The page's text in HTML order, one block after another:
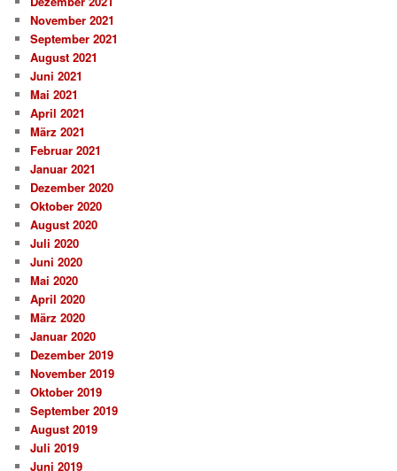
November 2021
September 2021
August 2021
Juni 2021
Mai 2021
April 2021
März 2021
Februar 2021
Januar 2021
Dezember 2020
Oktober 2020
August 2020
Juli 2020
Juni 2020
Mai 2020
April 2020
März 2020
Januar 2020
Dezember 2019
November 2019
Oktober 2019
September 2019
August 2019
Juli 2019
Juni 2019